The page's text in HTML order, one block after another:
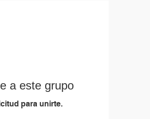
a este grupo
para unirte.